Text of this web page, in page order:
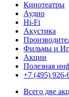
Кинотеатры
Аудио
Hi-Fi
Акустика
Фильмы и
Акции
Полезная
+7 (495) 926-
Всего две